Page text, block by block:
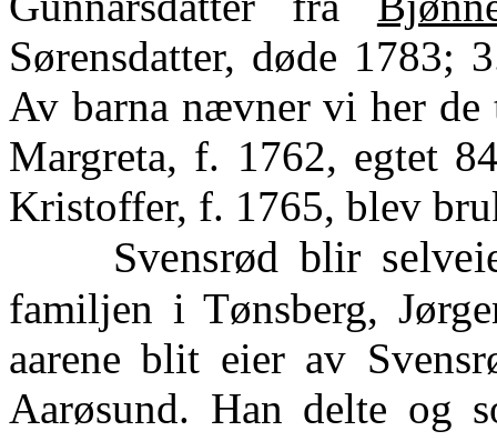
Sørensdatter, døde 1783;
Av barna nævner vi her
Margreta, f. 1762, egtet
Kristoffer, f. 1765, blev
Svensrød blir
familjen i Tønsberg,
aarene blit eier av
Aarøsund. Han delte og